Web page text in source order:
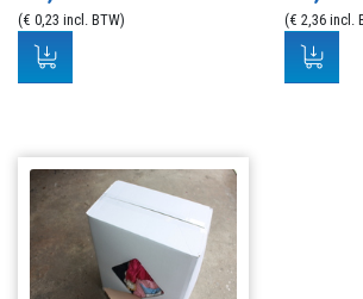
(€ 0,23 incl. BTW) (€ 2,36 incl.